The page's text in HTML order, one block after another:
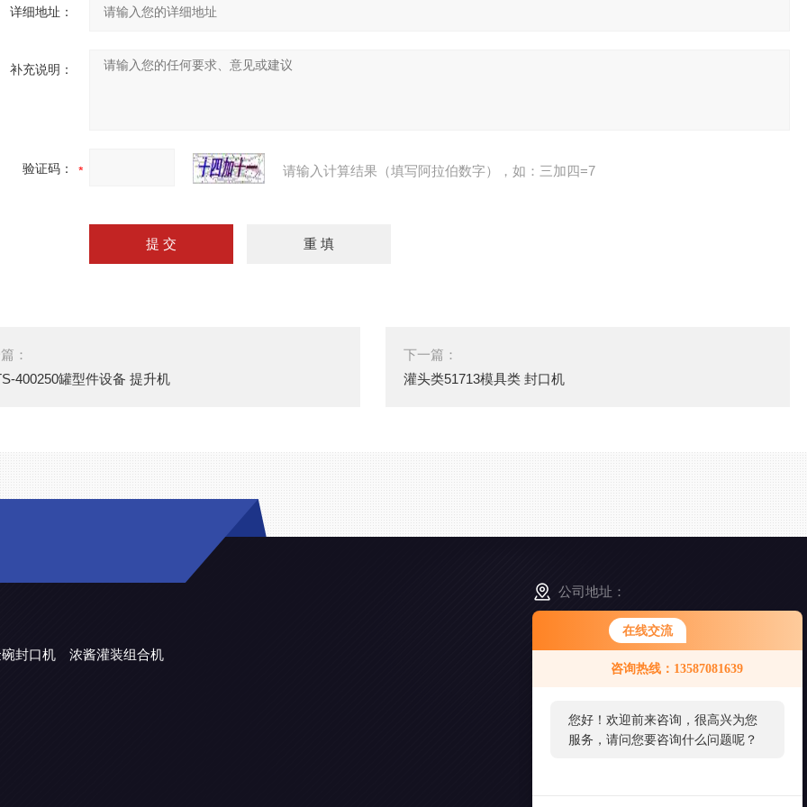
在线交流
咨询热线：13587081639
您好！欢迎前来咨询，很高兴为您
服务，请问您要咨询什么问题呢？
详细地址：
补充说明：
验证码： 请输入计算结果（填写阿拉伯数字），如：三加四=7
：
400250罐型件设备 提升机
下一篇：
灌头类51713模具类 封口机
封口机 浓酱灌装组合机
公司地址：
浙江省舟山市普陀区展茅街道晓晖路3号
添
加